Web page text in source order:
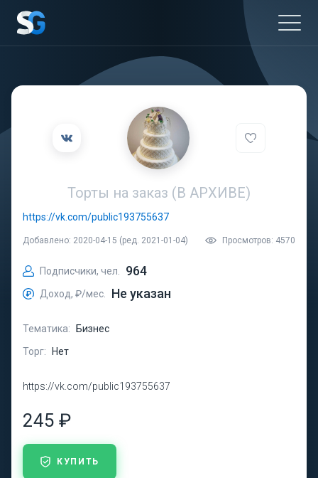
Торты на заказ (В АРХИВЕ)
https://vk.com/public193755637
Добавлено: 2020-04-15 (ред. 2021-01-04) Просмотров: 4570
Подписчики, чел. 964
Доход, ₽/мес. Не указан
Тематика:
Бизнес
Торг:
Нет
https://vk.com/public193755637
245 ₽
КУПИТЬ